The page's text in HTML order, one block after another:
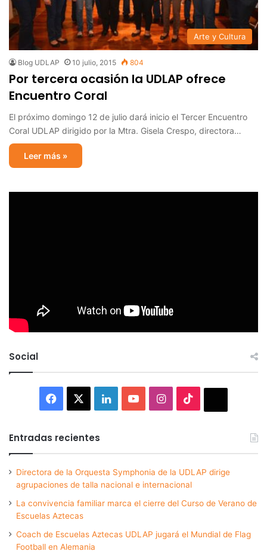
Arte y Cultura
Blog UDLAP 10 julio, 2015 804
Por tercera ocasión la UDLAP ofrece
Encuentro Coral
El próximo domingo 12 de julio dará inicio el Tercer Encuentro
Coral UDLAP dirigido por la Mtra. Gisela Crespo, directora…
Leer más »
Social
Facebook LinkedInYouTubeInstagram
Entradas recientes
Directora de la Orquesta Symphonia de la UDLAP dirige
agrupaciones de talla nacional e internacional
La convivencia familiar marca el cierre del Curso de Verano de
Escuelas Aztecas
Coach de Escuelas Aztecas UDLAP jugará el Mundial de Flag
Football en Alemania